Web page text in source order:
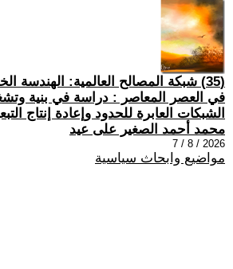
(35) شبكة المصالح العالمية: الهندسة
في العصر المعاصر : دراسة في بنية
الشبكات العابرة للحدود وإعادة إنتاج
محمد أحمد الصغير على عيد
2026 / 8 / 7
مواضيع وابحاث سياسية